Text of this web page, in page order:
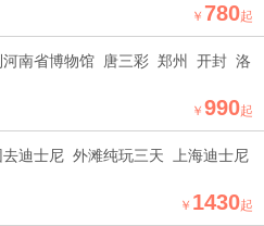
￥ 780起
河南省博物馆 唐三彩 郑州 开封 洛
￥ 990起
去迪士尼 外滩纯玩三天 上海迪士尼
￥ 1430起